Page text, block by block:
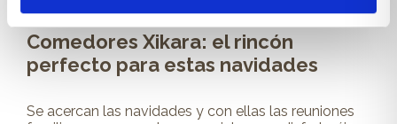
Comedores Xikara: el rincón
perfecto para estas navidades
Se acercan las navidades y con ellas las reuniones